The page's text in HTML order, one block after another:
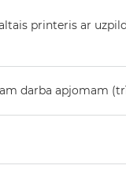
printeris ar
darba apjomam